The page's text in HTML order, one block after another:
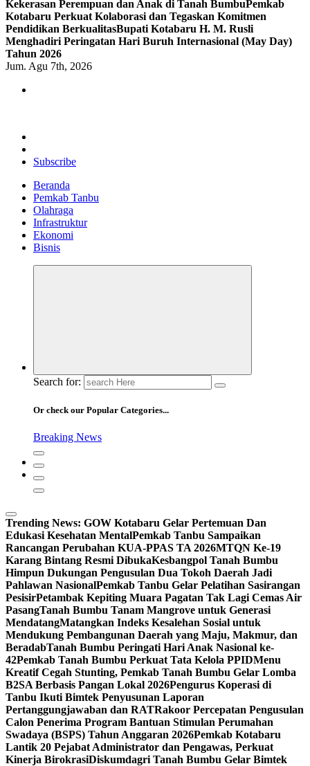
Kekerasan Perempuan dan Anak di Tanah BumbuPemkab
Kotabaru Perkuat Kolaborasi dan Tegaskan Komitmen
Pendidikan BerkualitasBupati Kotabaru H. M. Rusli
Menghadiri Peringatan Hari Buruh Internasional (May Day)
Tahun 2026
Jum. Agu 7th, 2026
Subscribe
Beranda
Pemkab Tanbu
Olahraga
Infrastruktur
Ekonomi
Bisnis
Search for:
Or check our Popular Categories...
Breaking News
Trending News: GOW Kotabaru Gelar Pertemuan Dan
Edukasi Kesehatan MentalPemkab Tanbu Sampaikan
Rancangan Perubahan KUA-PPAS TA 2026MTQN Ke-19
Karang Bintang Resmi DibukaKesbangpol Tanah Bumbu
Himpun Dukungan Pengusulan Dua Tokoh Daerah Jadi
Pahlawan NasionalPemkab Tanbu Gelar Pelatihan Sasirangan
PesisirPetambak Kepiting Muara Pagatan Tak Lagi Cemas Air
PasangTanah Bumbu Tanam Mangrove untuk Generasi
MendatangMatangkan Indeks Kesalehan Sosial untuk
Mendukung Pembangunan Daerah yang Maju, Makmur, dan
BeradabTanah Bumbu Peringati Hari Anak Nasional ke-
42Pemkab Tanah Bumbu Perkuat Tata Kelola PPIDMenu
Kreatif Cegah Stunting, Pemkab Tanah Bumbu Gelar Lomba
B2SA Berbasis Pangan Lokal 2026Pengurus Koperasi di
Tanbu Ikuti Bimtek Penyusunan Laporan
Pertanggungjawaban dan RATRakoor Percepatan Pengusulan
Calon Penerima Program Bantuan Stimulan Perumahan
Swadaya (BSPS) Tahun Anggaran 2026Pemkab Kotabaru
Lantik 20 Pejabat Administrator dan Pengawas, Perkuat
Kinerja BirokrasiDiskumdagri Tanah Bumbu Gelar Bimtek